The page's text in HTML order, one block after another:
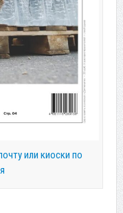
или киоски по